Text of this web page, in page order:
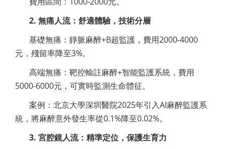
2. 無痛人流：舒適體驗，技術分層
基礎無痛：靜脈麻醉+B超監護，費用2000-4000
元，殘留率降至3%。
高端無痛：靶控輸註麻醉+智能監護系統，費用
5000-6000元，可實時監測生命體征。
案例：北京大學深圳醫院2025年引入AI麻醉監護系
統，將麻醉意外發生率從0.1%降至0.02%。
3. 宮腔鏡人流：精準定位，保護生育力